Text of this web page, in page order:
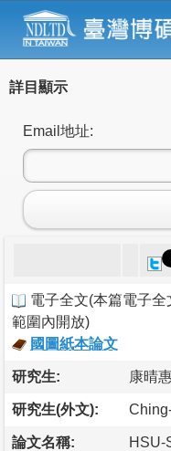
詳目顯示
Email地址:
電子全文(本篇電子全
範圍內開放)
國圖紙本論文
研究生: 康晴
研究生(外文):
論文名稱:
HSU-